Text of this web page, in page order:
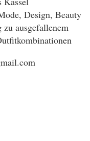
Design, Beauty
ausgefallenem